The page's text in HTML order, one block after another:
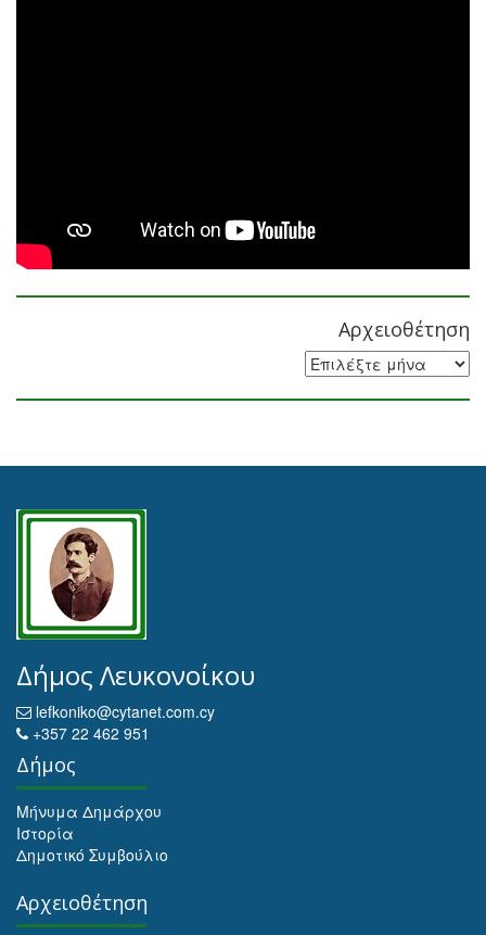
Αρχειοθέτηση
Αρχειοθέτηση
Δήμος Λευκονοίκου
lefkoniko@cytanet.com.cy
+357 22 462 951
Δήμος
Μήνυμα Δημάρχου
Ιστορία
Δημοτικό Συμβούλιο
Αρχειοθέτηση